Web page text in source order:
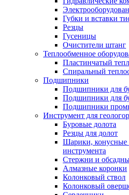
Губки и вставки
Резцы
Гусеницы
Очистители штанг
Теплообменное
Пластинчатый
Спиральный
Подшипники
Подшипники для
Подшипники для
Подшипники
Инструмент для
Буровые долота
Резцы для долот
Шарики, конусные
инструмента
Стержни и
Алмазные коронки
Колонковый ствол
Колонковый